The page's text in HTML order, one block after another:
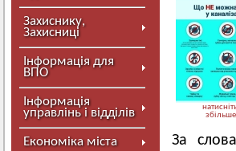
Захиснику,
Захисниці
Інформація для
ВПО
Інформація
управлінь і відділів
Економіка міста
За